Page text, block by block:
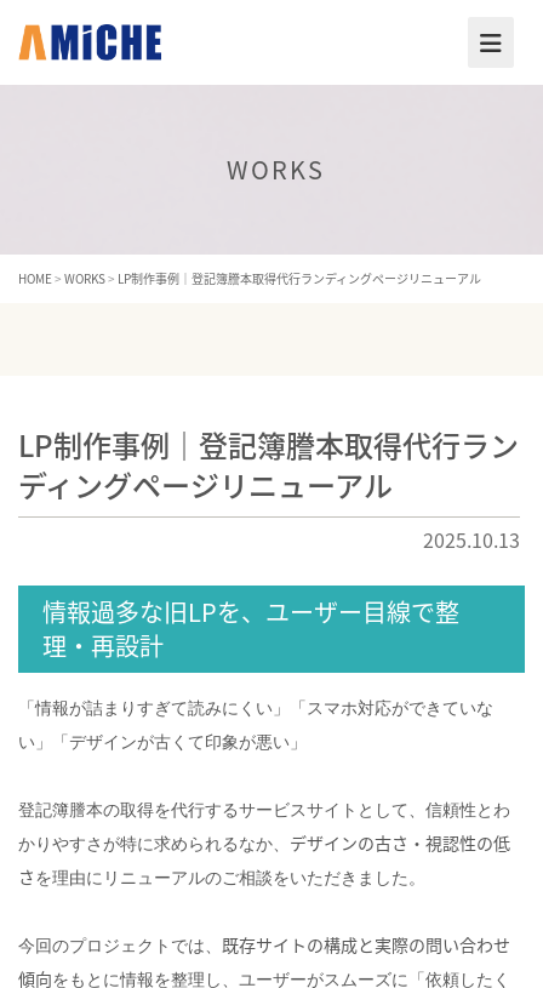
WORKS
HOME> WORKS> LP制作事例｜登記簿謄本取得代行ランディングページリニューアル
LP制作事例｜登記簿謄本取得代行ラン
ディングページリニューアル
2025.10.13
情報過多な旧LPを、ユーザー目線で整
理・再設計
「情報が詰まりすぎて読みにくい」「スマホ対応ができていな
い」「デザインが古くて印象が悪い」
登記簿謄本の取得を代行するサービスサイトとして、信頼性とわ
かりやすさが特に求められるなか、 デザインの古さ・視認性の低
さを理由にリニューアルのご相談をいただきました。
今回のプロジェクトでは、 既存サイトの構成と実際の問い合わせ
傾向をもとに情報を整理し、ユーザーがスムーズに「依頼したく